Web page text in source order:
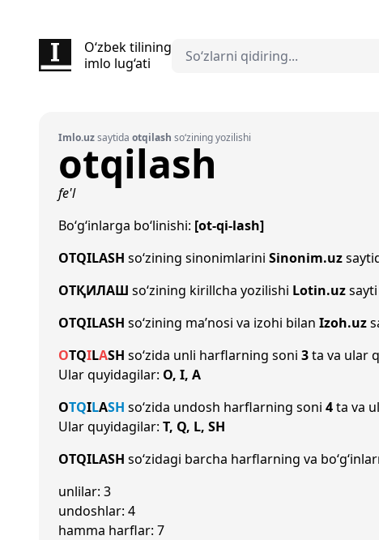
O‘zbek tilining
imlo lug‘ati
Imlo.uzsaytida otqilash so‘zining yozilishi
otqilash
fe'l
Bo‘g‘inlarga bo‘linishi: [ot-qi-lash]
OTQILASH so‘zining sinonimlarini Sinonim.uz
ОТҚИЛАШ so‘zining kirillcha yozilishi Lotin.uz
OTQILASH so‘zining ma’nosi va izohi bilan Izoh.uz
OTQILASH so‘zida unli harflarning soni 3ta va ular
Ular quyidagilar: O, I, A
OTQILASH so‘zida undosh harflarning soni 4ta va
Ular quyidagilar: T, Q, L, SH
OTQILASH so‘zidagi barcha harflarning va
unlilar: 3
undoshlar: 4
hamma harflar: 7